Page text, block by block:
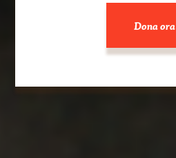
Dona ora